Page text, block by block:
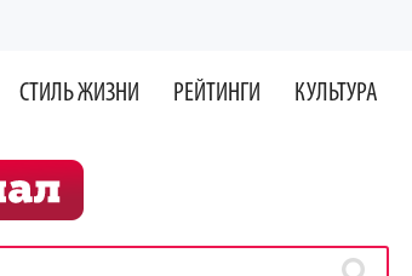
СТИЛЬ ЖИЗНИ РЕЙТИНГИ КУЛЬТУРА